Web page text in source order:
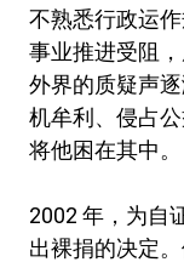
不熟悉行政运
事业推进受阻
外界的质疑声
机牟利、侵占
将他困在其中。
2002 年，为自
出裸捐的决定